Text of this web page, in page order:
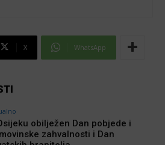
X WhatsApp
obilježen Dan pobjede i
zahvalnosti i Dan